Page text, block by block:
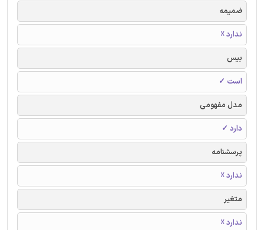
ضمیمه
ندارد ☓
بیس
است ✓
مدل مفهومی
دارد ✓
پرسشنامه
ندارد ☓
متغیر
ندارد ☓